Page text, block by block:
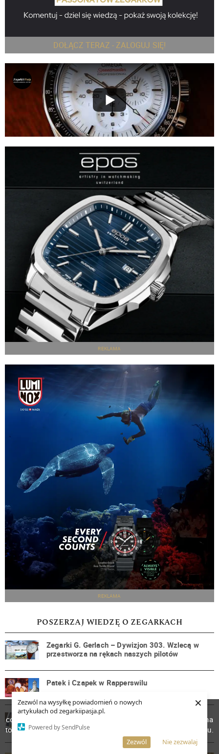
Zezwól na wysyłkę powiadomień o nowych
artykułach od zegarkiipasja.pl.
Powered by SendPulse
Nie zezwalaj
Zezwól
×
DOŁĄCZ TERAZ - ZALOGUJ SIĘ!
REKLAMA
REKLAMA
POSZERZAJ WIEDZĘ O ZEGARKACH
Zegarki G. Gerlach – Dywizjon 303. Wzlecą w
przestworza na rękach naszych pilotów
Patek i Czapek w Rapperswilu
Zegarmistrzostwo jako sztuka, sztuka jako
inspiracja dla zegarmistrzostwa
W celu poprawienia jakości usług korzystamy z plików
cookies. Pozostanie na stronie oznacza, iż wyrażasz zgodę na
to, że pliki cookies będą przechowywane w Twoim urządzeniu.
Więcej informacji